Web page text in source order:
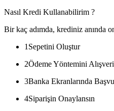
Nasıl Kredi Kullanabilirim ?
Bir kaç adımda, krediniz anında
1 Sepetini Oluştur
2Ödeme Yöntemini
3Banka Ekranlarında
4Siparişin Onaylansın